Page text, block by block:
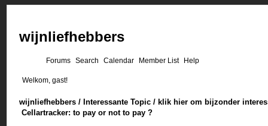
wijnliefhebbers
Forums Search Calendar Member List Help
Welkom, gast!
wijnliefhebbers / Interessante Topic / klik hier om bijzonder
Cellartracker: to pay or not to pay ?